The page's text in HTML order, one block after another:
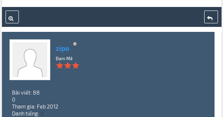
zipo
Đam Mê
Bài viết: 88
0
Tham gia: Feb 2012
Danh tiếng: 0